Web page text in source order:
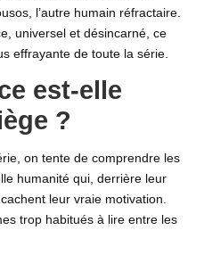
l’autre humain réfractaire.
universel et désincarné, ce
effrayante de toute la série.
est-elle
?
on tente de comprendre les
humanité qui, derrière leur
leur vraie motivation.
trop habitués à lire entre les